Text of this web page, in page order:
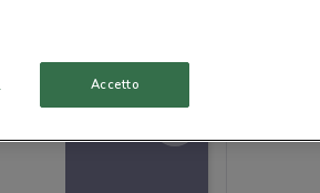
Accetto